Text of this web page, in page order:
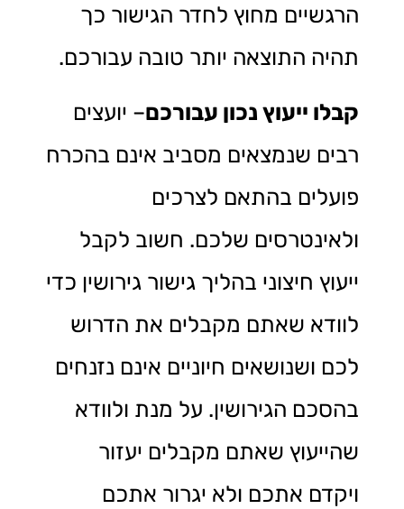
הרגשיים מחוץ לחדר הגישור כך
תהיה התוצאה יותר טובה עבורכם.
קבלו ייעוץ נכון עבורכם– יועצים
רבים שנמצאים מסביב אינם בהכרח
פועלים בהתאם לצרכים
ולאינטרסים שלכם. חשוב לקבל
ייעוץ חיצוני בהליך גישור גירושין כדי
לוודא שאתם מקבלים את הדרוש
לכם ושנושאים חיוניים אינם נזנחים
בהסכם הגירושין. על מנת ולוודא
שהייעוץ שאתם מקבלים יעזור
ויקדם אתכם ולא יגרור אתכם